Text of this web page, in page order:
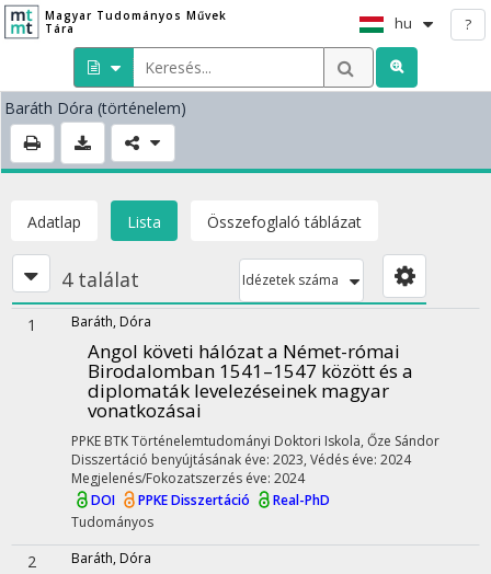
Magyar Tudományos Művek
Tára
hu ?
Baráth Dóra (történelem)
Adatlap Lista Összefoglaló táblázat
4 találat Idézetek száma
1 Baráth, Dóra
Angol követi hálózat a Német-római
Birodalomban 1541–1547 között és a
diplomaták levelezéseinek magyar
vonatkozásai
PPKE BTK Történelemtudományi Doktori Iskola, Őze Sándor
Disszertáció benyújtásának éve: 2023, Védés éve: 2024
Megjelenés/Fokozatszerzés éve: 2024
DOI
PPKE Disszertáció
Real-PhD
Tudományos
2 Baráth, Dóra